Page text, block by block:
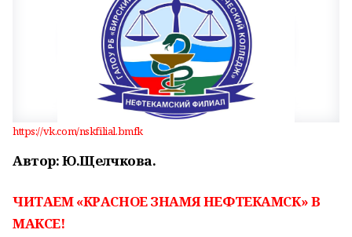
https://vk.com/nskfilial.bmfk
Автор: Ю.Щелчкова.
ЧИТАЕМ «КРАСНОЕ ЗНАМЯ НЕФТЕКАМСК» В
МАКСЕ!